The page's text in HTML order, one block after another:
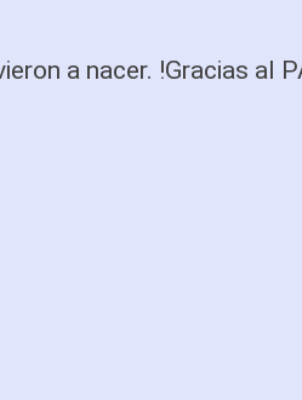
a nacer. !Gracias al